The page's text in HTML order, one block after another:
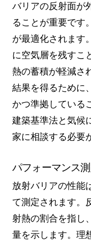
バリアの反射面が
ることが重要です
が最適化されます
に空気層を残すこ
熱の蓄積が軽減さ
結果を得るために
かつ準拠している
建築基準法と気候
家に相談する必要
パフォーマンス
放射バリアの性能
て測定されます。
射熱の割合を指し
量を示します。理